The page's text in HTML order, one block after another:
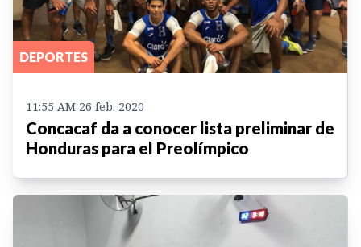
DEPORTES
11:55 AM 26 feb. 2020
Concacaf da a conocer lista preliminar de
Honduras para el Preolímpico